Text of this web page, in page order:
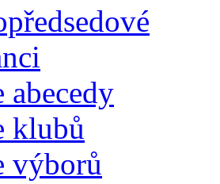
abecedy
klubů
výborů